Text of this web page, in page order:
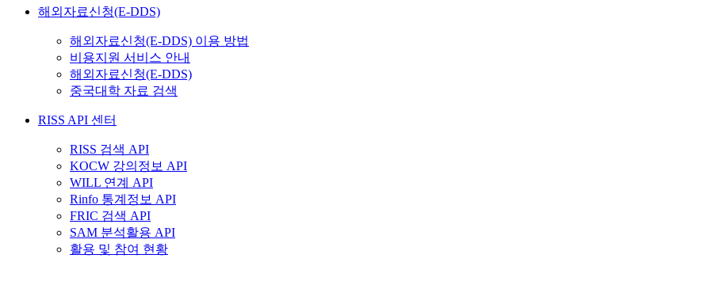
해외자료신청(E-DDS)
해외자료신청(E-DDS) 이용 방법
비용지원 서비스 안내
해외자료신청(E-DDS)
중국대학 자료 검색
RISS API 센터
RISS 검색 API
KOCW 강의정보 API
WILL 연계 API
Rinfo 통계정보 API
FRIC 검색 API
SAM 분석활용 API
활용 및 참여 현황